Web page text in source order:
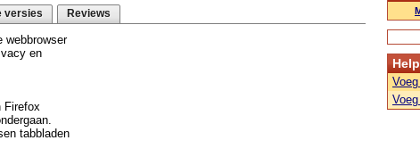
versies Reviews
webbrowser
en
Firefox
tabbladen